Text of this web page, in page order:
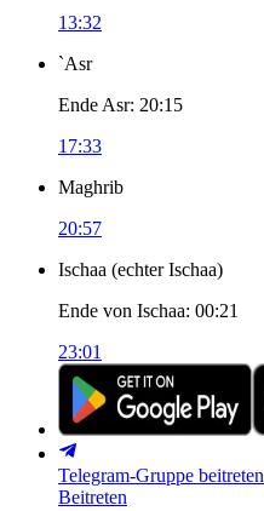
13:32
`Asr
Ende Asr: 20:15
17:33
Maghrib
20:57
Ischaa (echter Ischaa)
Ende von Ischaa: 00:21
23:01
Telegram-Gruppe beitreten
Beitreten